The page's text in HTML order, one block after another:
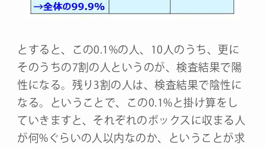
とすると、この0.1%の人、10人のうち、更に
そのうちの7割の人というのが、検査結果で陽
性になる。残り3割の人は、検査結果で陰性に
なる。ということで、この0.1%と掛け算をし
ていきますと、それぞれのボックスに収まる人
が何%ぐらいの人以内なのか、ということが求